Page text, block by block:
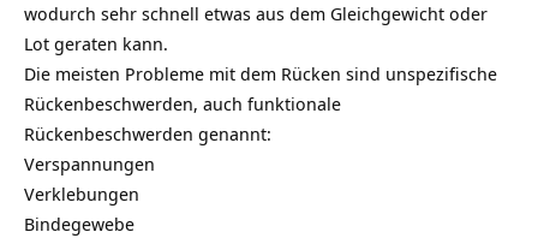
wodurch sehr schnell etwas aus dem Gleichgewicht oder
Lot geraten kann.
Die meisten Probleme mit dem Rücken sind unspezifische
Rückenbeschwerden, auch funktionale
Rückenbeschwerden genannt:
Verspannungen
Verklebungen
Bindegewebe